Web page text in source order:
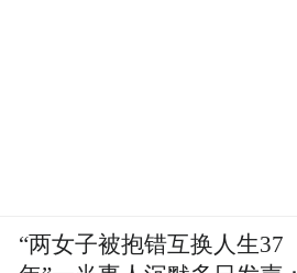
“两女子被抱错互换人生37